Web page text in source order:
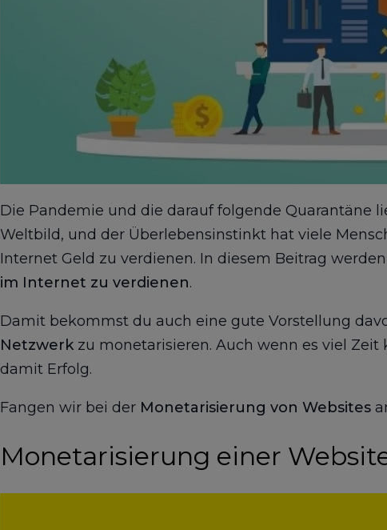
Die Pandemie und die darauf folgende Quarantäne
Weltbild, und der Überlebensinstinkt hat viele
Internet Geld zu verdienen. In diesem Beitrag
im Internet zu verdienen.
Damit bekommst du auch eine gute Vorstellung
Netzwerkzu monetarisieren. Auch wenn es viel
damit Erfolg.
Fangen wir bei der Monetarisierung von Websites
Monetarisierung einer